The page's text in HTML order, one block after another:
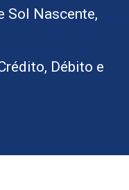
Sol Nascente,
Débito e